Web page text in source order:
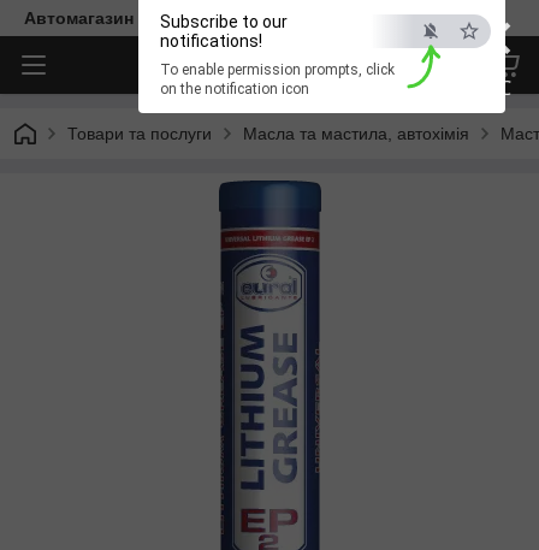
×
ESC
Subscribe to our
notifications!
To enable permission prompts, click
on the notification icon
Автомагазин "Діксон"
Товари та послуги Масла та мастила, автохімія